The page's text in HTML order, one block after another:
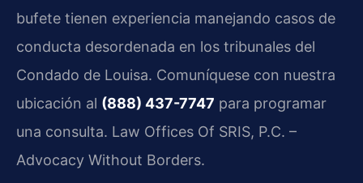
bufete tienen experiencia manejando casos de
conducta desordenada en los tribunales del
Condado de Louisa. Comuníquese con nuestra
ubicación al (888) 437-7747 para programar
una consulta. Law Offices Of SRIS, P.C. –
Advocacy Without Borders.